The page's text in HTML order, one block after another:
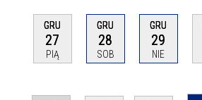
GRU
27
PIĄ
GRU
28
SOB
GRU
29
NIE